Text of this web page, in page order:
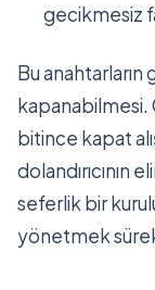
gecikmesiz
Bu anahtarların
kapanabilmesi.
bitince kapat
dolandırıcının
seferlik bir
yönetmek